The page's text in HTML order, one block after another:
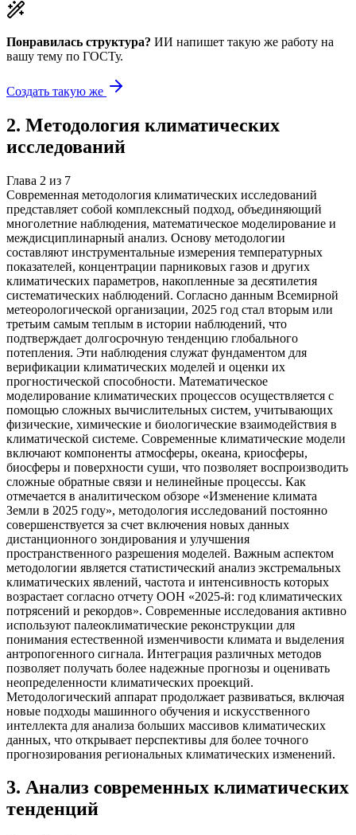
Понравилась структура? ИИ напишет такую же работу на
вашу тему по ГОСТу.
Создать такую же
2. Методология климатических
исследований
Глава 2 из 7
Современная методология климатических исследований
представляет собой комплексный подход, объединяющий
многолетние наблюдения, математическое моделирование и
междисциплинарный анализ. Основу методологии
составляют инструментальные измерения температурных
показателей, концентрации парниковых газов и других
климатических параметров, накопленные за десятилетия
систематических наблюдений. Согласно данным Всемирной
метеорологической организации, 2025 год стал вторым или
третьим самым теплым в истории наблюдений, что
подтверждает долгосрочную тенденцию глобального
потепления. Эти наблюдения служат фундаментом для
верификации климатических моделей и оценки их
прогностической способности. Математическое
моделирование климатических процессов осуществляется с
помощью сложных вычислительных систем, учитывающих
физические, химические и биологические взаимодействия в
климатической системе. Современные климатические модели
включают компоненты атмосферы, океана, криосферы,
биосферы и поверхности суши, что позволяет воспроизводить
сложные обратные связи и нелинейные процессы. Как
отмечается в аналитическом обзоре «Изменение климата
Земли в 2025 году», методология исследований постоянно
совершенствуется за счет включения новых данных
дистанционного зондирования и улучшения
пространственного разрешения моделей. Важным аспектом
методологии является статистический анализ экстремальных
климатических явлений, частота и интенсивность которых
возрастает согласно отчету ООН «2025-й: год климатических
потрясений и рекордов». Современные исследования активно
используют палеоклиматические реконструкции для
понимания естественной изменчивости климата и выделения
антропогенного сигнала. Интеграция различных методов
позволяет получать более надежные прогнозы и оценивать
неопределенности климатических проекций.
Методологический аппарат продолжает развиваться, включая
новые подходы машинного обучения и искусственного
интеллекта для анализа больших массивов климатических
данных, что открывает перспективы для более точного
прогнозирования региональных климатических изменений.
3. Анализ современных климатических
тенденций